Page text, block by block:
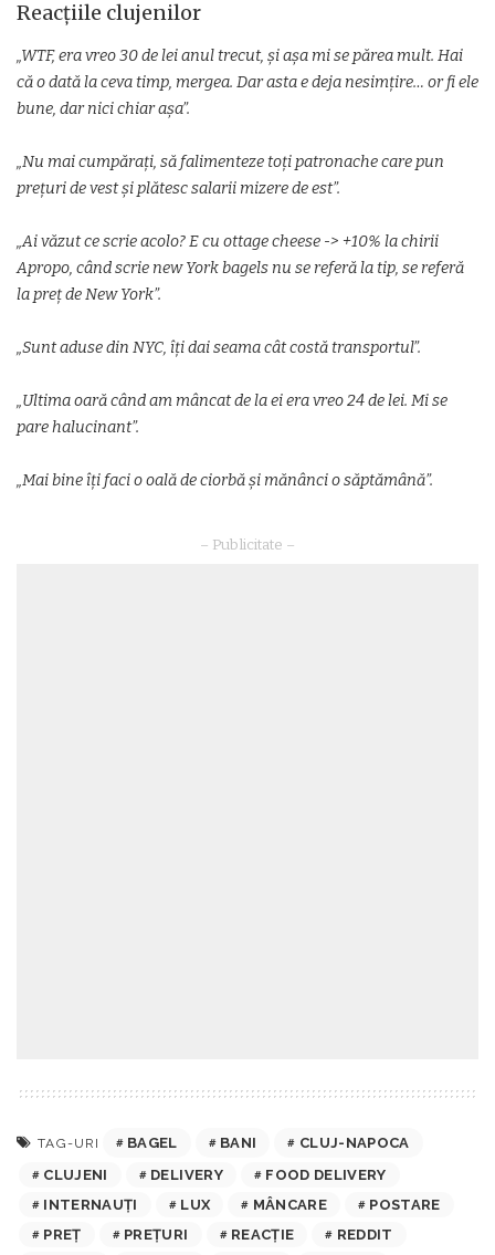
Reacțiile clujenilor
„WTF, era vreo 30 de lei anul trecut, și așa mi se părea mult. Hai
că o dată la ceva timp, mergea. Dar asta e deja nesimțire… or fi ele
bune, dar nici chiar așa”.
„Nu mai cumpărați, să falimenteze toți patronache care pun
prețuri de vest și plătesc salarii mizere de est”.
„Ai văzut ce scrie acolo? E cu ottage cheese -> +10% la chirii
Apropo, când scrie new York bagels nu se referă la tip, se referă
la preț de New York”.
„Sunt aduse din NYC, îți dai seama cât costă transportul”.
„Ultima oară când am mâncat de la ei era vreo 24 de lei. Mi se
pare halucinant”.
„Mai bine îți faci o oală de ciorbă și mănânci o săptămână”.
– Publicitate –
TAG-URI BAGEL BANI
CLUJ-NAPOCA
CLUJENI
DELIVERY
FOOD DELIVERY
INTERNAUȚI
LUX MÂNCARE
POSTARE
PREȚ
PREȚURI REACȚIE
REDDIT